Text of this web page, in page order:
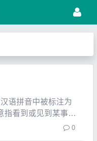
语拼音中被标注为
指看到或见到某事
，也广泛用于现代汉
一部分。通过了解
0